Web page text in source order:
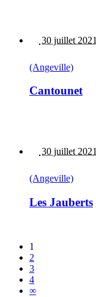
30 juillet 2021
(Angeville)
Cantounet
30 juillet 2021
(Angeville)
Les Jauberts
1
2
3
4
∞